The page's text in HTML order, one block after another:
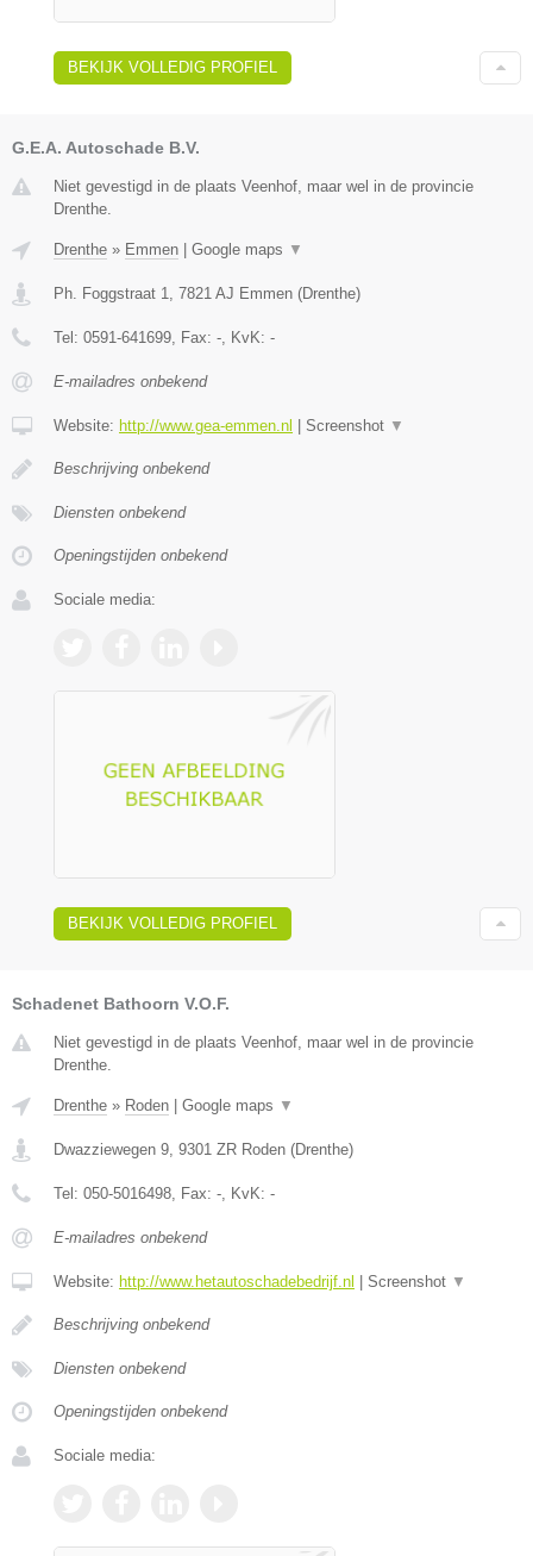
BEKIJK VOLLEDIG PROFIEL
G.E.A. Autoschade B.V.
Niet gevestigd in de plaats Veenhof, maar wel in de provincie
Drenthe.
Drenthe » Emmen | Google maps ▼
Ph. Foggstraat 1 7821 AJ Emmen (Drenthe)
Tel: 0591-641699 , Fax: - , KvK: -
E-mailadres onbekend
Website: http://www.gea-emmen.nl | Screenshot ▼
Beschrijving onbekend
Diensten onbekend
Openingstijden onbekend
Sociale media:
BEKIJK VOLLEDIG PROFIEL
Schadenet Bathoorn V.O.F.
Niet gevestigd in de plaats Veenhof, maar wel in de provincie
Drenthe.
Drenthe » Roden Google maps ▼
Dwazziewegen 9, 9301 ZR Roden (Drenthe)
Tel: 050-5016498, Fax: -, KvK: -
E-mailadres onbekend
Website: http://www.hetautoschadebedrijf.nl Screenshot ▼
Beschrijving onbekend
Diensten onbekend
Openingstijden onbekend
Sociale media: